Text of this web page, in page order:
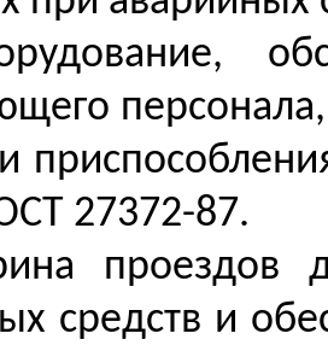
27372-87.
проездов
средств и